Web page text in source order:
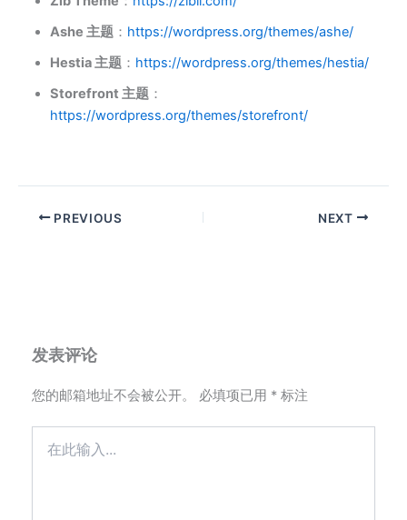
Ashe 主题： https://wordpress.org/themes/ashe/
Hestia 主题： https://wordpress.org/themes/hestia/
Storefront 主题：
https://wordpress.org/themes/storefront/
PREVIOUS NEXT
发表评论
您的邮箱地址不会被公开。 必填项已用 *标注